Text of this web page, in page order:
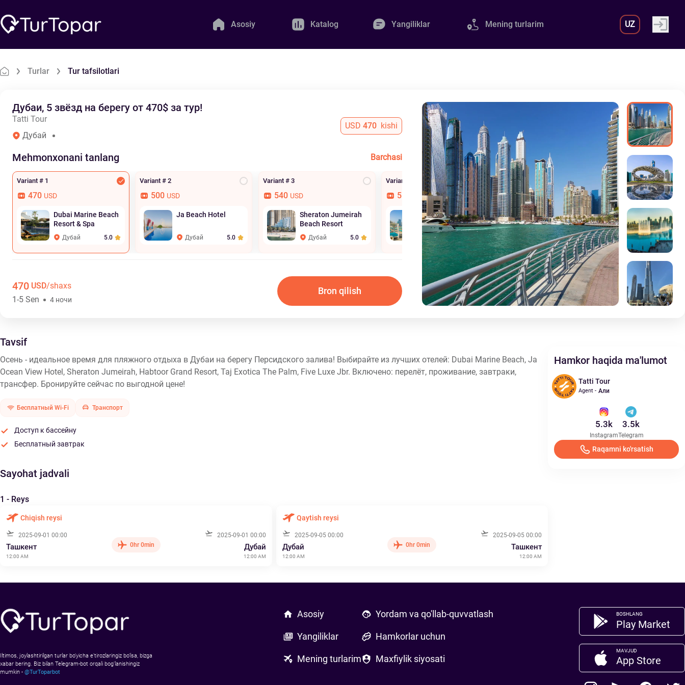
Asosiy Katalog Yangiliklar Mening turlarim UZ
Turlar Tur tafsilotlari
Дубаи, 5 звёзд на берегу от 470$ за тур!
Tatti Tour
Дубай
USD 470 kishi
Mehmonxonani tanlang Barchasi
Variant # 1
470 USD
Dubai Marine Beach
Resort & Spa
Дубай 5.0
Variant # 2
500 USD
Ja Beach Hotel
Дубай 5.0
Variant # 3
540 USD
Sheraton Jumeirah
Beach Resort
Дубай 5.0
Variant # 4
550 USD
Al Habtoor Grand
Resort, Autograph
Collection
Дубай
Variant # 5
580 USD
Taj Exotica The
Palm
Дубай
470 USD/shaxs
1-5 Sen
4 ночи
Bron qilish
Tavsif
Осень - идеальное время для пляжного отдыха в Дубаи на берегу Персидского залива! Выбирайте из лучших отелей: Dubai Marine Beach, Ja
Ocean View Hotel, Sheraton Jumeirah, Habtoor Grand Resort, Taj Exotica The Palm, Five Luxe Jbr. Включено: перелёт, проживание, завтраки,
трансфер. Бронируйте сейчас по выгодной цене!
Бесплатный Wi-Fi Транспорт
Доступ к бассейну
Бесплатный завтрак
Sayohat jadvali
1 - Reys
Chiqish reysi
2025-09-01 00:00
Ташкент
12:00 AM
0hr 0min
2025-09-01 00:00
Дубай
12:00 AM
Qaytish reysi
2025-09-05 00:00
Дубай
12:00 AM
0hr 0min
2025-09-05 00:00
Ташкент
12:00 AM
Hamkor haqida ma'lumot
Tatti Tour
Agent - Али
5.3k
Instagram
3.5k
Telegram
Raqamni ko'rsatish
Iltimos, joylashtirilgan turlar bo‘yicha e’tirozlaringiz bo‘lsa, bizga
xabar bering. Biz bilan Telegram-bot orqali bog‘lanishingiz
mumkin - @TurToparbot
Asosiy
Yangiliklar
Mening turlarim
Yordam va qo'llab-quvvatlash
Hamkorlar uchun
Maxfiylik siyosati
BOSHLANG
Play Market
MAVJUD
App Store